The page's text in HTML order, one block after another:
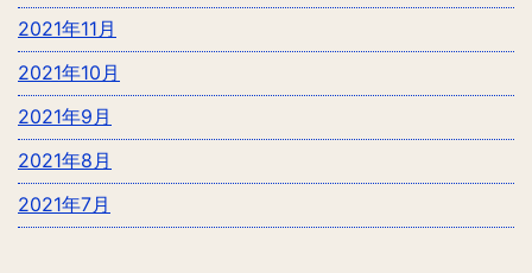
2021年11月
2021年10月
2021年9月
2021年8月
2021年7月